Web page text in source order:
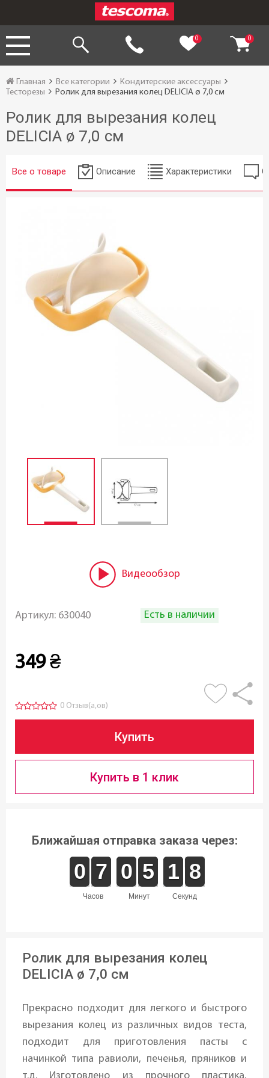
0 0
Главная Все категории
Кондитерские аксессуары
Тесторезы
Ролик для вырезания колец DELICIA ø 7,0 см
Ролик для вырезания колец
DELICIA ø 7,0 см
Все о товаре Описание Характеристики
Видеообзор
Артикул: 630040 Есть в наличии
349 ₴
0 Отзыв(а,ов)
Купить
Купить в 1 клик
Ближайшая отправка заказа через:
часов
9
9
0
0 6
6
7
7
минут
9
9
0
0 4
4
5
5
секунд
2
1
1 8
8
7
Ролик для вырезания колец
DELICIA ø 7,0 см
Прекрасно подходит для легкого и быстрого
вырезания колец из различных видов теста,
подходит для приготовления пасты с
начинкой типа равиоли, печенья, пряников и